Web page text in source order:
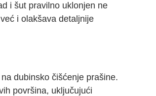
i šut pravilno uklonjen ne
i olakšava detaljnije
dubinsko čišćenje prašine.
površina, uključujući